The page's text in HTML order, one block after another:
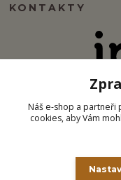
KONTAKTY
info@ipj.cz
Náš e-shop a partneři
cookies, aby Vám